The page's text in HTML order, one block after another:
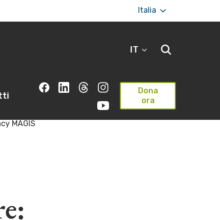
Italia
IT
Dona
ora
MAGIS